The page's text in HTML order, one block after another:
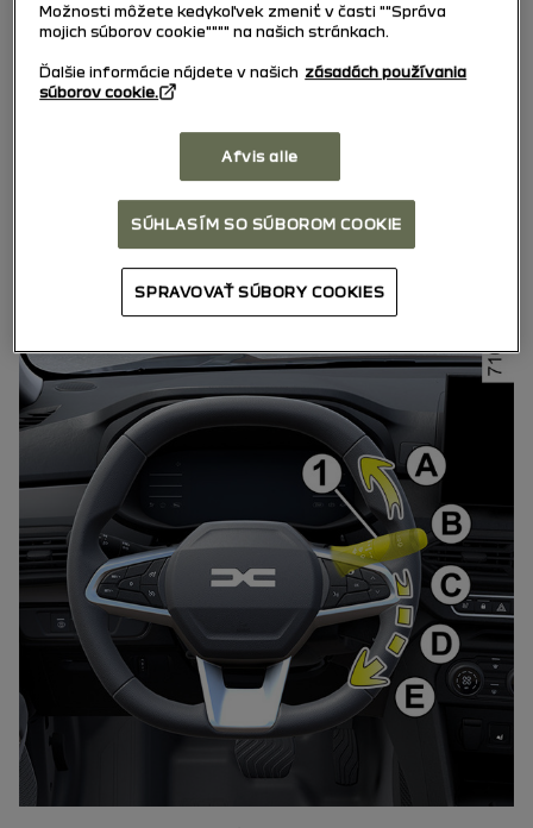
Bemærk:Ved bilvask i et bilvaskeanlæg skal du dreje
position for at deaktivere vinduesviskeren.
på ratstammekontakten
1
tilbage til slukket
position for at sikre, at vinduesviskeren ikke
Modeller udstyret med vinduesvisker med
Možnosti môžete kedykoľvek zmeniť v časti ""Správa
mojich súborov cookie"""" na našich stránkach.
Ďalšie informácie nájdete v našich zásadách používania
súborov cookie.
Afvis alle
SÚHLASÍM SO SÚBOROM COOKIE
SPRAVOVAŤ SÚBORY COOKIES